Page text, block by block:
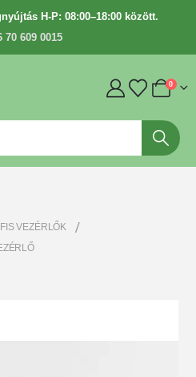
H-P: 08:00–18:00 között.
70 609 0015
0
VEZÉRLŐK